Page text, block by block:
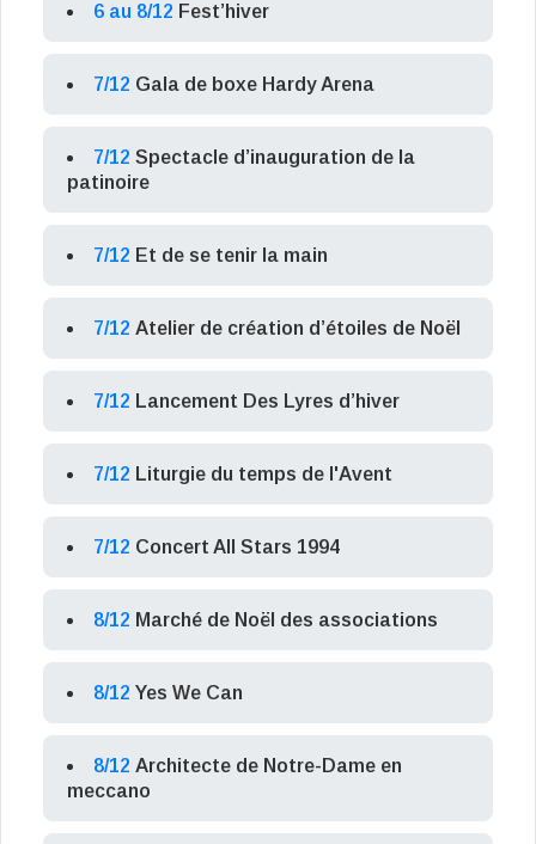
6 au 8/12 Fest’hiver
7/12 Gala de boxe Hardy Arena
7/12 Spectacle d’inauguration de la
patinoire
7/12 Et de se tenir la main
7/12 Atelier de création d’étoiles de Noël
7/12 Lancement Des Lyres d’hiver
7/12 Liturgie du temps de l'Avent
7/12 Concert All Stars 1994
8/12 Marché de Noël des associations
8/12 Yes We Can
8/12 Architecte de Notre-Dame en
meccano